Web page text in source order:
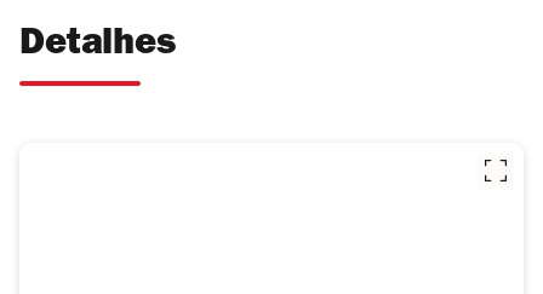
Detalhes